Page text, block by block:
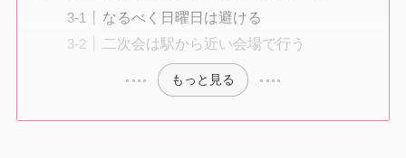
なるべく日曜日は避ける
二次会は駅から近い会場で行う
もっと見る